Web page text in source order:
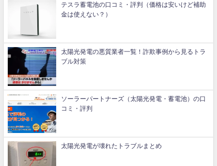
テスラ蓄電池の口コミ・評判（価格は安いけど補助
金は使えない？）
太陽光発電の悪質業者一覧！詐欺事例から見るトラ
ブル対策
ソーラーパートナーズ（太陽光発電・蓄電池）の口
コミ・評判
太陽光発電が壊れたトラブルまとめ